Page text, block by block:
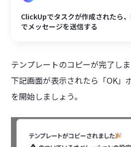
ClickUpでタスクが作成されたら
でメッセージを送信する
テンプレートのコピーが完了しま
下記画面が表示されたら「OK」
を開始しましょう。